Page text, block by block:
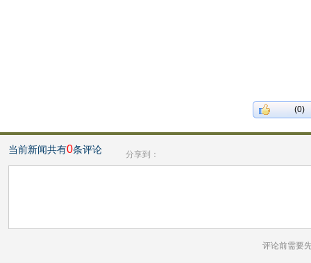
(0)
当前新闻共有0条评论 分享到：
评论前需要